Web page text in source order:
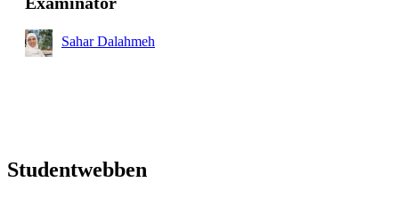
Sahar Dalahmeh
Studentwebben